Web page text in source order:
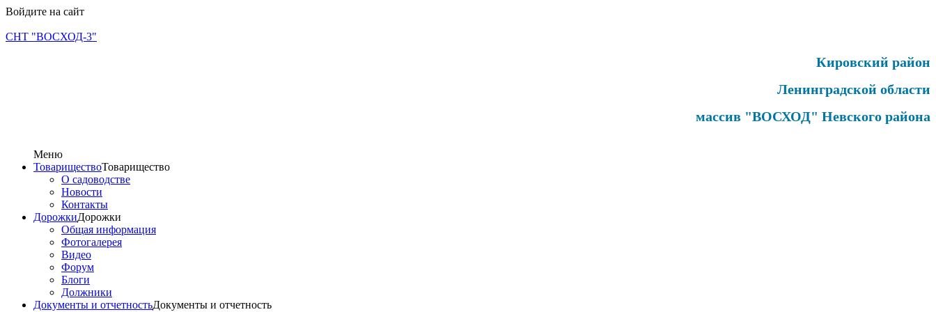
Войдите на сайт
СНТ "ВОСХОД-3"
Кировский район
Ленинградской области
массив "ВОСХОД" Невского района
Меню
ТовариществоТоварищество
О садоводстве
Новости
Контакты
ДорожкиДорожки
Общая информация
Фотогалерея
Видео
Форум
Блоги
Должники
Документы и отчетностьДокументы и отчетность